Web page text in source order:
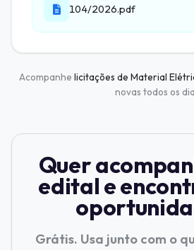
104/2026.pdf
Acompanhe licitações de Material
novas todos os
Quer
edital e
Grátis. Usa junto com o